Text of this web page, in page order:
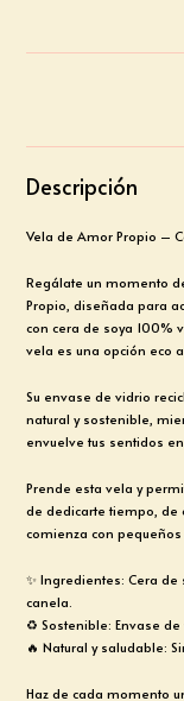
Descripción
Vela de Amor Propio –
Regálate un momento
Propio, diseñada para
con cera de soya 100%
vela es una opción eco
Su envase de vidrio
natural y sostenible,
envuelve tus sentidos
Prende esta vela y
de dedicarte tiempo, de
comienza con pequeños
✨ Ingredientes: Cera
canela.
♻️ Sostenible: Envase
🔥 Natural y saludable:
Haz de cada momento